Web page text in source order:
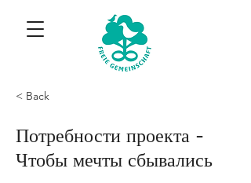
< Back
Потребности проекта -
Чтобы мечты сбывались